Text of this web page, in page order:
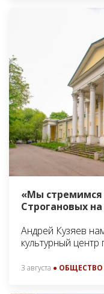
«Мы стремимся
Строгановых на
Андрей Кузяев
культурный
3 августа ● ОБЩЕСТВО